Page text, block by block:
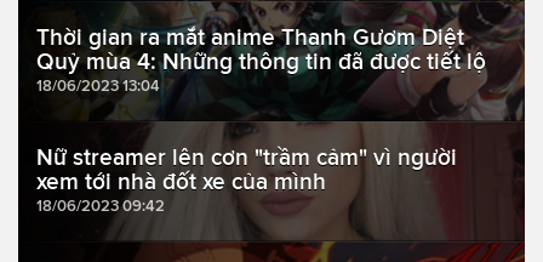
Thời gian ra mắt anime Thanh Gươm Diệt
Quỷ mùa 4: Những thông tin đã được tiết lộ
18/06/2023 13:04
Nữ streamer lên cơn "trầm cảm" vì người
xem tới nhà đốt xe của mình
18/06/2023 09:42